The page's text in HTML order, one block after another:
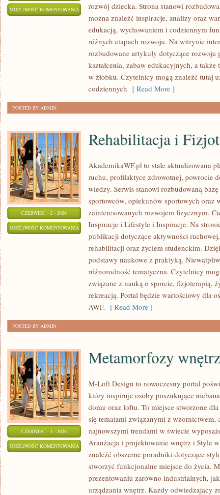
MOŻLIWOŚĆ KOMENTOWANIA NOWINKI
EDUKACYJNE
rozwój dziecka. Strona stanowi
można znaleźć inspiracje, analizy oraz
edukacją, wychowaniem i codziennym
różnych etapach rozwoju. Na witrynie
rozbudowane artykuły dotyczące rozwoju
kształcenia, zabaw edukacyjnych, a
w żłobku. Czytelnicy mogą znaleźć tutaj
codziennych [ Read More ]
POSTED BY ADMIN
CZERWIEC - 2 - 2026
MOŻLIWOŚĆ KOMENTOWANIA REHABILITACJA
FIZJOTERAPIA
Rehabilitacja i
AkademikaWF.pl to stale aktualizowana
ruchu, profilaktyce zdrowotnej, powrocie
wiedzy. Serwis stanowi rozbudowaną
sportowców, opiekunów sportowych oraz
zainteresowanych rozwojem fizycznym.
Inspiracje i Lifestyle i Inspiracje. Na
publikacji dotyczące aktywności
rehabilitacji oraz życiem studenckim.
podstawy naukowe z praktyką.
różnorodność tematyczna. Czytelnicy
związane z nauką o sporcie, fizjoterapią,
rekreacją. Portal będzie wartościowy dla
AWF. [ Read More ]
POSTED BY ADMIN
CZERWIEC - 1 - 2026
MOŻLIWOŚĆ KOMENTOWANIA METAMORFOZY
WNĘTRZ
Metamorfozy wnętrz
M-Loft Design to nowoczesny portal
który inspiruje osoby poszukujące
domu oraz loftu. To miejsce stworzone
się tematami związanymi z wzornictwem,
najnowszymi trendami w świecie
Aranżacja i projektowanie wnętrz i Style
znaleźć obszerne poradniki dotyczące
stworzyć funkcjonalne miejsce do życia.
prezentowaniu zarówno industrialnych,
urządzania wnętrz. Każdy odwiedzający